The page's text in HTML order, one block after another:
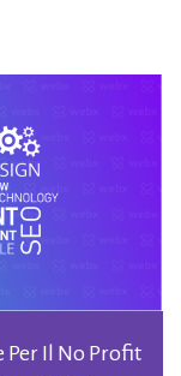
Per Il No Profit